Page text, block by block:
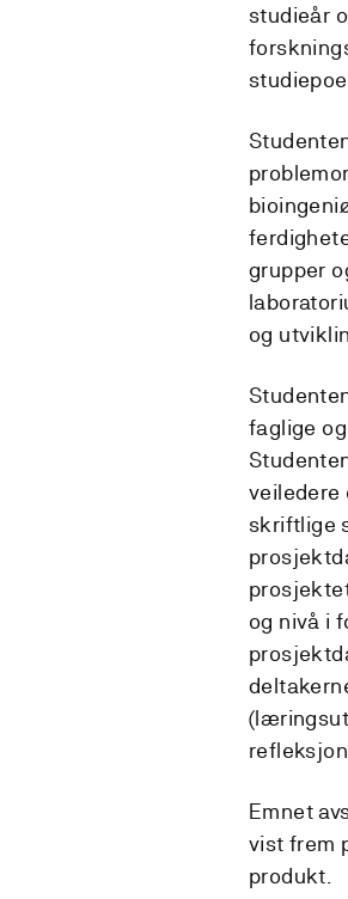
studieår
grupper
og
faglige
veiledere
skriftlige
og nivå i
Emnet
vist frem
produkt.